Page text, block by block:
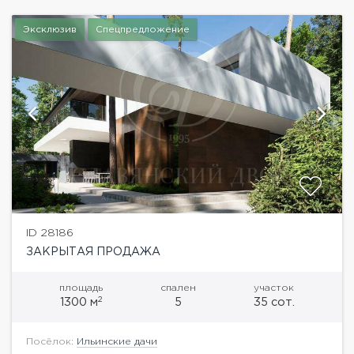
Эксклюзив Спецпредложение
ID 28186
ЗАКРЫТАЯ ПРОДАЖА
площадь
1300 м2
спален
5
участок
35 сот.
Посёлок: Ильинские дачи